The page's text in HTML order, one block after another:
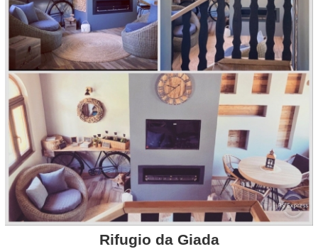
Rifugio da Giada